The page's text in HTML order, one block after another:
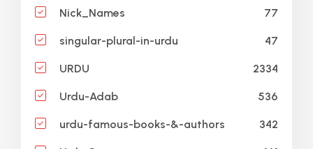
Nick_Names 77
singular-plural-in-urdu 47
URDU 2334
Urdu-Adab 536
urdu-famous-books-&-authors 342